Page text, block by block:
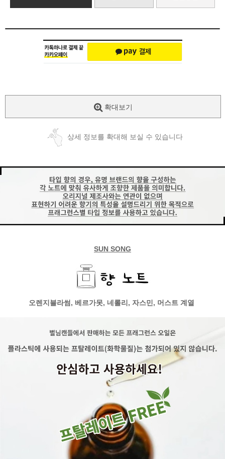
확대보기
상세 정보를 확대해 보실 수 있습니다
SUN SONG
오렌지블라썸, 베르가못, 네롤리, 자스민, 머스트 계열